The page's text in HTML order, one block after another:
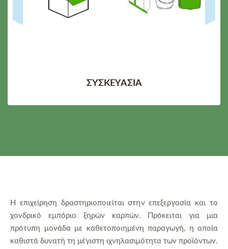
ΣΥΣΚΕΥΑΣΙΑ
Η επιχείρηση δραστηριοποιείται στην επεξεργασία και το
χονδρικό εμπόριο ξηρών καρπών. Πρόκειται για μια
πρότυπη μονάδα με καθετοποιημένη παραγωγή, η οποία
καθιστά δυνατή τη μέγιστη ιχνηλασιμότητα των προϊόντων.